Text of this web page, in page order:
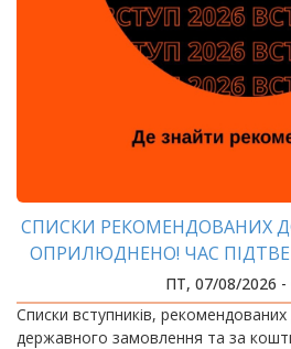
СПИСКИ РЕКОМЕНДОВАНИХ
ОПРИЛЮДНЕНО! ЧАС
ПТ, 07/08/2026 -
Списки вступників,
державного замовлення та за